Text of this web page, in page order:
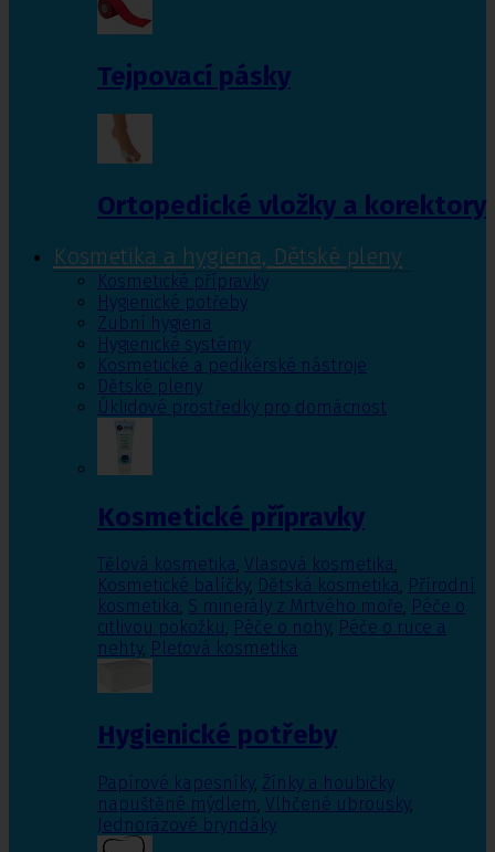
Tejpovací pásky
Ortopedické vložky a korektory
Kosmetika a hygiena, Dětské pleny
Kosmetické přípravky
Hygienické potřeby
Zubní hygiena
Hygienické systémy
Kosmetické a pedikérské nástroje
Dětské pleny
Úklidové prostředky pro domácnost
Kosmetické přípravky
Tělová kosmetika, Vlasová kosmetika,
Kosmetické balíčky, Dětská kosmetika, Přírodní
kosmetika, S minerály z Mrtvého moře, Péče o
citlivou pokožku, Péče o nohy, Péče o ruce a
nehty, Pleťová kosmetika
Hygienické potřeby
Papírové kapesníky, Žínky a houbičky
napuštěné mýdlem, Vlhčené ubrousky,
Jednorázové bryndáky